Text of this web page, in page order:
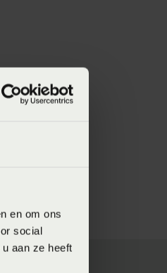
en om ons
social
aan ze heeft